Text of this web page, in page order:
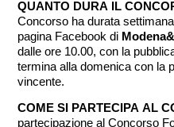
QUANTO DURA IL
Concorso ha durata
pagina Facebook di
dalle ore 10.00, con la
termina alla domenica con la
vincente.
COME SI PARTECIPA AL
partecipazione al Concorso